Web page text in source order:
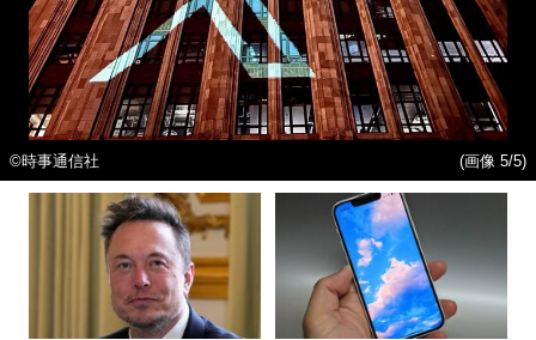
©時事通信社 (画像 5/5)